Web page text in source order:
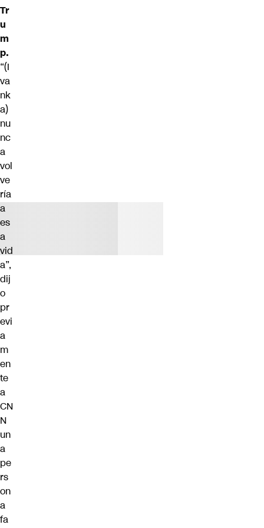
Tr
u
m
p.
“(I
va
nk
a)
nu
nc
a
vol
ve
ría
a
es
a
vid
a”,
dij
o
pr
evi
a
m
en
te
a
CN
N
un
a
pe
rs
on
a
fa